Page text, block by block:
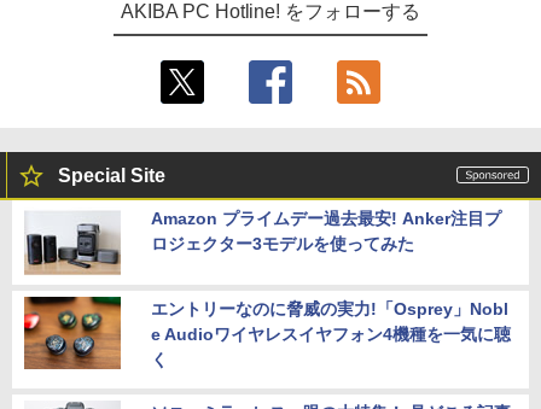
AKIBA PC Hotline! をフォローする
Special Site
Amazon プライムデー過去最安! Anker注目プ
ロジェクター3モデルを使ってみた
エントリーなのに脅威の実力!「Osprey」Nobl
e Audioワイヤレスイヤフォン4機種を一気に聴
く